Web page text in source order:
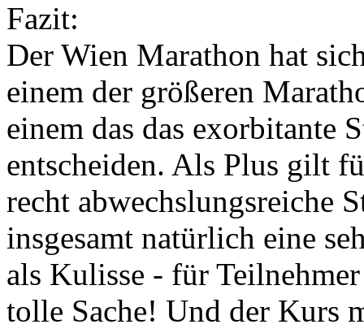
Fazit:
Der Wien Marathon hat
einem der größeren
einem das das exorbitante
entscheiden. Als Plus gilt
recht abwechslungsreiche
insgesamt natürlich eine
als Kulisse - für
tolle Sache! Und der Kurs